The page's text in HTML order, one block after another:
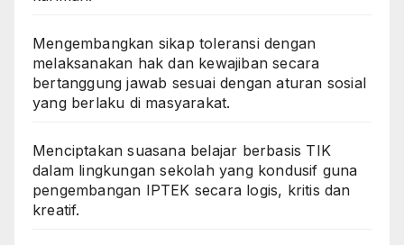
Mengembangkan sikap toleransi dengan
melaksanakan hak dan kewajiban secara
bertanggung jawab sesuai dengan aturan sosial
yang berlaku di masyarakat.
Menciptakan suasana belajar berbasis TIK
dalam lingkungan sekolah yang kondusif guna
pengembangan IPTEK secara logis, kritis dan
kreatif.